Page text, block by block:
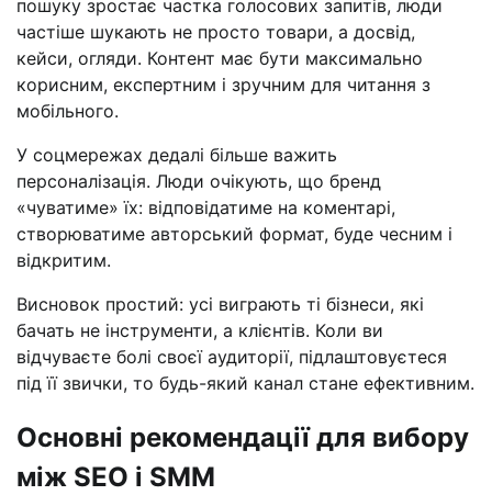
пошуку зростає частка голосових запитів, люди
частіше шукають не просто товари, а досвід,
кейси, огляди. Контент має бути максимально
корисним, експертним і зручним для читання з
мобільного.
У соцмережах дедалі більше важить
персоналізація. Люди очікують, що бренд
«чуватиме» їх: відповідатиме на коментарі,
створюватиме авторський формат, буде чесним і
відкритим.
Висновок простий: усі виграють ті бізнеси, які
бачать не інструменти, а клієнтів. Коли ви
відчуваєте болі своєї аудиторії, підлаштовуєтеся
під її звички, то будь-який канал стане ефективним.
Основні рекомендації для вибору
між SEO і SMM